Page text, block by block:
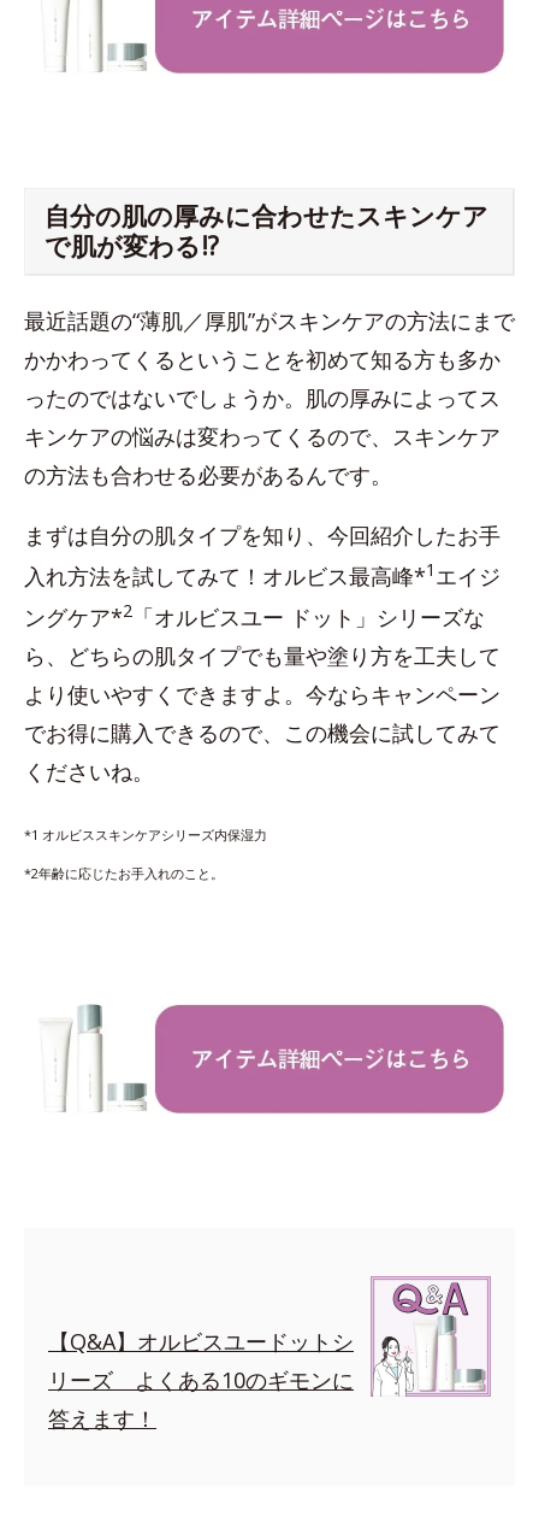
自分の肌の厚みに合わせたスキンケア
で肌が変わる!?
最近話題の“薄肌／厚肌”がスキンケアの方法にまで
かかわってくるということを初めて知る方も多か
ったのではないでしょうか。肌の厚みによってス
キンケアの悩みは変わってくるので、スキンケア
の方法も合わせる必要があるんです。
まずは自分の肌タイプを知り、今回紹介したお手
入れ方法を試してみて！オルビス最高峰*1 エイジ
ングケア*2 「オルビスユー ドット」シリーズな
ら、どちらの肌タイプでも量や塗り方を工夫して
より使いやすくできますよ。今ならキャンペーン
でお得に購入できるので、この機会に試してみて
くださいね。
*1 オルビススキンケアシリーズ内保湿力
*2年齢に応じたお手入れのこと。
【Q&A】オルビスユードットシ
リーズ よくある10のギモンに
答えます！